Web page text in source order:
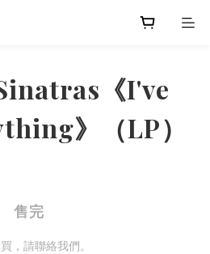
《I've
》（LP）
售完
，請聯絡我們。